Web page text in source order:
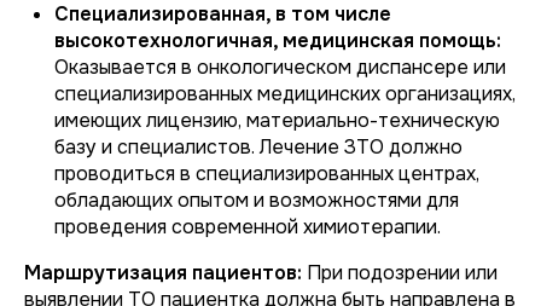
Специализированная, в том числе
высокотехнологичная, медицинская помощь:
Оказывается в онкологическом диспансере или
специализированных медицинских организациях,
имеющих лицензию, материально-техническую
базу и специалистов. Лечение ЗТО должно
проводиться в специализированных центрах,
обладающих опытом и возможностями для
проведения современной химиотерапии.
Маршрутизация пациентов: При подозрении или
выявлении ТО пациентка должна быть направлена в